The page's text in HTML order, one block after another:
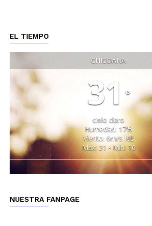
EL TIEMPO
CHICOANA
31 °
cielo claro
Humedad: 17%
Viento: 6m/s NE
Máx: 31 • Mín: 16
NUESTRA FANPAGE